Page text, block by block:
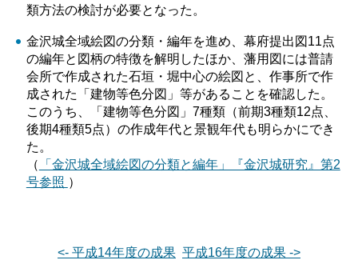
類方法の検討が必要となった。
金沢城全域絵図の分類・編年を進め、幕府提出図11点
の編年と図柄の特徴を解明したほか、藩用図には普請
会所で作成された石垣・堀中心の絵図と、作事所で作
成された「建物等色分図」等があることを確認した。
このうち、「建物等色分図」7種類（前期3種類12点、
後期4種類5点）の作成年代と景観年代も明らかにでき
た。
（
「金沢城全域絵図の分類と編年」『金沢城研究』第2
号参照 ）
<- 平成14年度の成果 平成16年度の成果 ->